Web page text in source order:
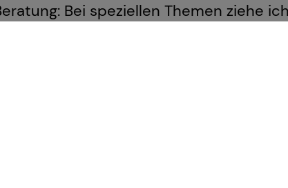
Bei speziellen Themen ziehe